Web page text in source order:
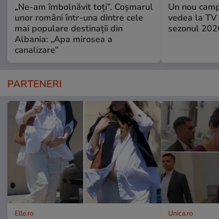
„Ne-am îmbolnăvit toți”. Coșmarul
unor români într-una dintre cele
mai populare destinații din
Albania: „Apa mirosea a
canalizare”
Un nou
vedea la
sezonul
PARTENERI
Elle.ro Unica.ro